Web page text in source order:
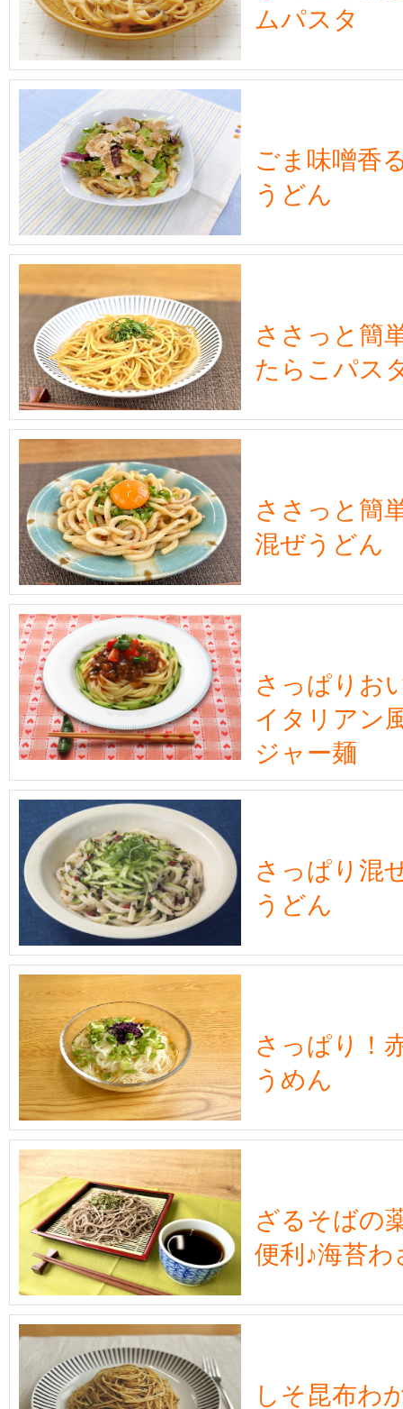
ムパスタ
ごま味噌香
うどん
ささっと簡
たらこパス
ささっと簡
混ぜうどん
さっぱりお
イタリアン
ジャー麺
さっぱり混
うどん
さっぱり！
うめん
ざるそばの
便利♪海苔わ
しそ昆布わ